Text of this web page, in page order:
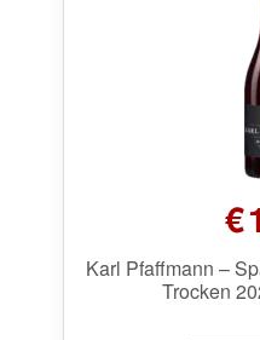
€
Karl Pfaffmann –
Trocken